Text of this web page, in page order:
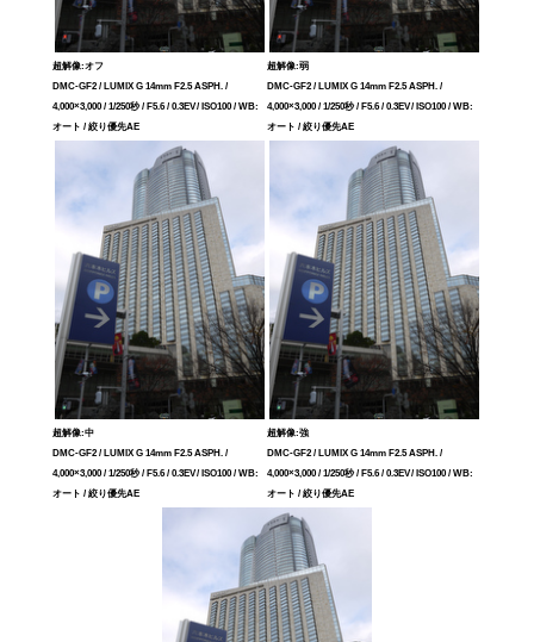
超解像:オフ
DMC-GF2 / LUMIX G 14mm F2.5 ASPH. /
4,000×3,000 / 1/250秒 / F5.6 / 0.3EV / ISO100 / WB:
オート / 絞り優先AE
超解像:弱
DMC-GF2 / LUMIX G 14mm F2.5 ASPH. /
4,000×3,000 / 1/250秒 / F5.6 / 0.3EV / ISO100 / WB:
オート / 絞り優先AE
超解像:中
DMC-GF2 / LUMIX G 14mm F2.5 ASPH. /
4,000×3,000 / 1/250秒 / F5.6 / 0.3EV / ISO100 / WB:
オート / 絞り優先AE
超解像:強
DMC-GF2 / LUMIX G 14mm F2.5 ASPH. /
4,000×3,000 / 1/250秒 / F5.6 / 0.3EV / ISO100 / WB:
オート / 絞り優先AE